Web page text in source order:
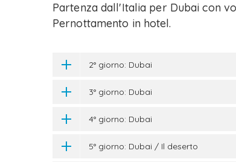
Partenza dall'Italia per Dubai con
Pernottamento in hotel.
2° giorno: Dubai
3° giorno: Dubai
4° giorno: Dubai
5° giorno: Dubai / Il deserto